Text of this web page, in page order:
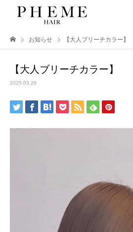
お知らせ 【大人ブリーチカラー】
【大人ブリーチカラー】
2025.03.29